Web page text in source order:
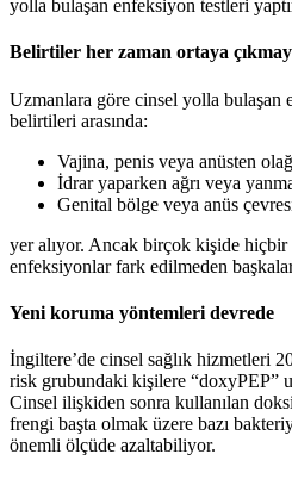
yolla bulaşan enfeksiyon testleri
Belirtiler her zaman ortaya
Uzmanlara göre cinsel yolla bulaşan
belirtileri arasında:
Vajina, penis veya anüsten
İdrar yaparken ağrı veya
Genital bölge veya anüs
yer alıyor. Ancak birçok kişide
enfeksiyonlar fark edilmeden
Yeni koruma yöntemleri devrede
İngiltere’de cinsel sağlık hizmetleri
risk grubundaki kişilere “doxyPEP”
Cinsel ilişkiden sonra kullanılan
frengi başta olmak üzere bazı
önemli ölçüde azaltabiliyor.